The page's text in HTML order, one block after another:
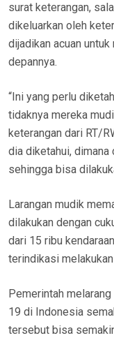
surat keterangan,
dikeluarkan oleh
dijadikan acuan
depannya.
“Ini yang perlu
tidaknya mereka
keterangan dari RT/
dia diketahui, dimana
sehingga bisa
Larangan mudik
dilakukan dengan
dari 15 ribu
terindikasi
Pemerintah
19 di Indonesia
tersebut bisa